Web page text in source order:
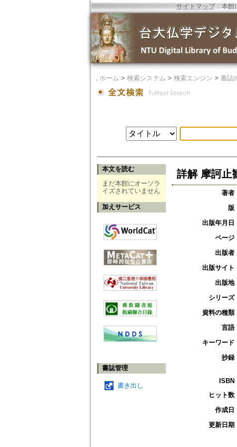
サイトマップ．本館
． ホーム > 検索システム > 検索エンジン > 書誌
本文を読む
まだ本館にオーソラ
イズされていません
加えサービス
書誌管理
書き出し
詳解 摩訶止
著者
版
出版年月日
ページ
出版者
出版サイト
出版地
シリーズ
資料の種類
言語
キーワード
抄録
ISBN
ヒット数
作成日
更新日期